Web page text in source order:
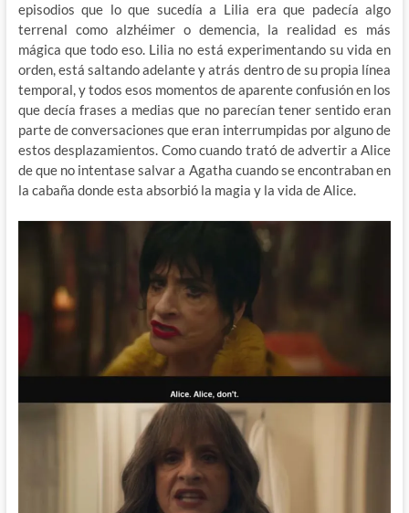
episodios que lo que sucedía a Lilia era que padecía algo
terrenal como alzhéimer o demencia, la realidad es más
mágica que todo eso. Lilia no está experimentando su vida en
orden, está saltando adelante y atrás dentro de su propia línea
temporal, y todos esos momentos de aparente confusión en los
que decía frases a medias que no parecían tener sentido eran
parte de conversaciones que eran interrumpidas por alguno de
estos desplazamientos. Como cuando trató de advertir a Alice
de que no intentase salvar a Agatha cuando se encontraban en
la cabaña donde esta absorbió la magia y la vida de Alice.